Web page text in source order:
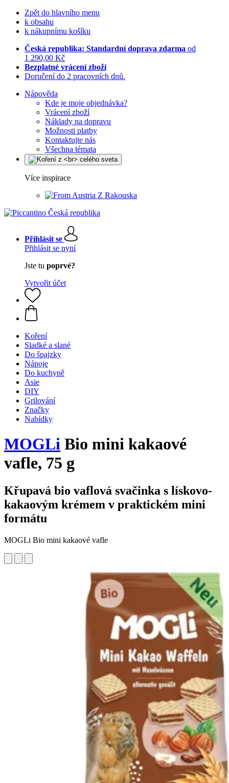
Zpět do hlavního menu
k obsahu
k nákupnímu košíku
Česká republika: Standardní doprava zdarma od
1 290,00 Kč
Bezplatné vrácení zboží
Doručení do 2 pracovních dnů.
Nápověda
Kde je moje objednávka?
Vrácení zboží
Náklady na dopravu
Možnosti platby
Kontaktujte nás
Všechna témata
Více inspirace
Z Rakouska
Přihlásit se
Přihlásit se nyní
Jste tu poprvé?
Vytvořit účet
Koření
Sladké a slané
Do špajzky
Nápoje
Do kuchyně
Asie
DIY
Grilování
Značky
Nabídky
MOGLi Bio mini kakaové
vafle, 75 g
Křupavá bio vaflová svačinka s lískovo-
kakaovým krémem v praktickém mini
formátu
MOGLi Bio mini kakaové vafle